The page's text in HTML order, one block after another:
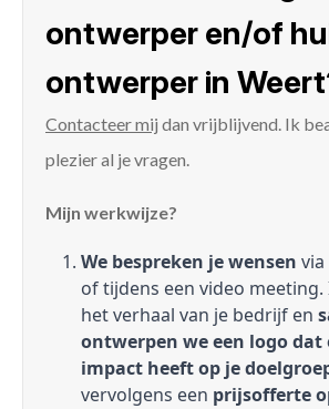
ontwerper en/of
ontwerper in
Contacteer mij dan vrijblijvend. Ik
plezier al je vragen.
Mijn werkwijze?
We bespreken je wensen
of tijdens een video
het verhaal van je bedrijf en
ontwerpen we een logo dat
impact heeft op je
vervolgens een prijsofferte